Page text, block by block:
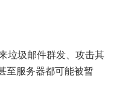
垃圾邮件群发、攻击其
至服务器都可能被暂